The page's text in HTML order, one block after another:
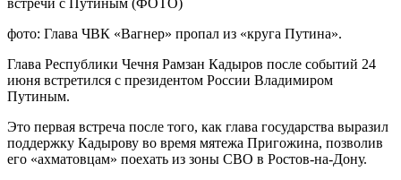
фото: Глава ЧВК «Вагнер» пропал из «круга Путина».
Глава Республики Чечня Рамзан Кадыров после событий 24
июня встретился с президентом России Владимиром
Путиным.
Это первая встреча после того, как глава государства выразил
поддержку Кадырову во время мятежа Пригожина, позволив
его «ахматовцам» поехать из зоны СВО в Ростов-на-Дону.